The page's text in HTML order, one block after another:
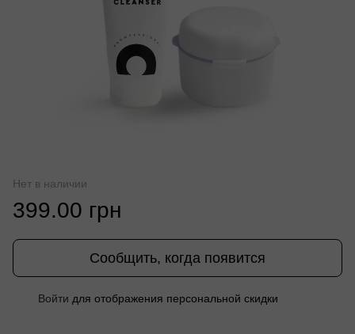
Нет в наличии
399.00 грн
Сообщить, когда появится
Войти для отображения персональной скидки